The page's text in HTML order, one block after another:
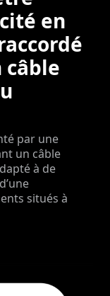
en
câble
par une
un câble
à de
situés à